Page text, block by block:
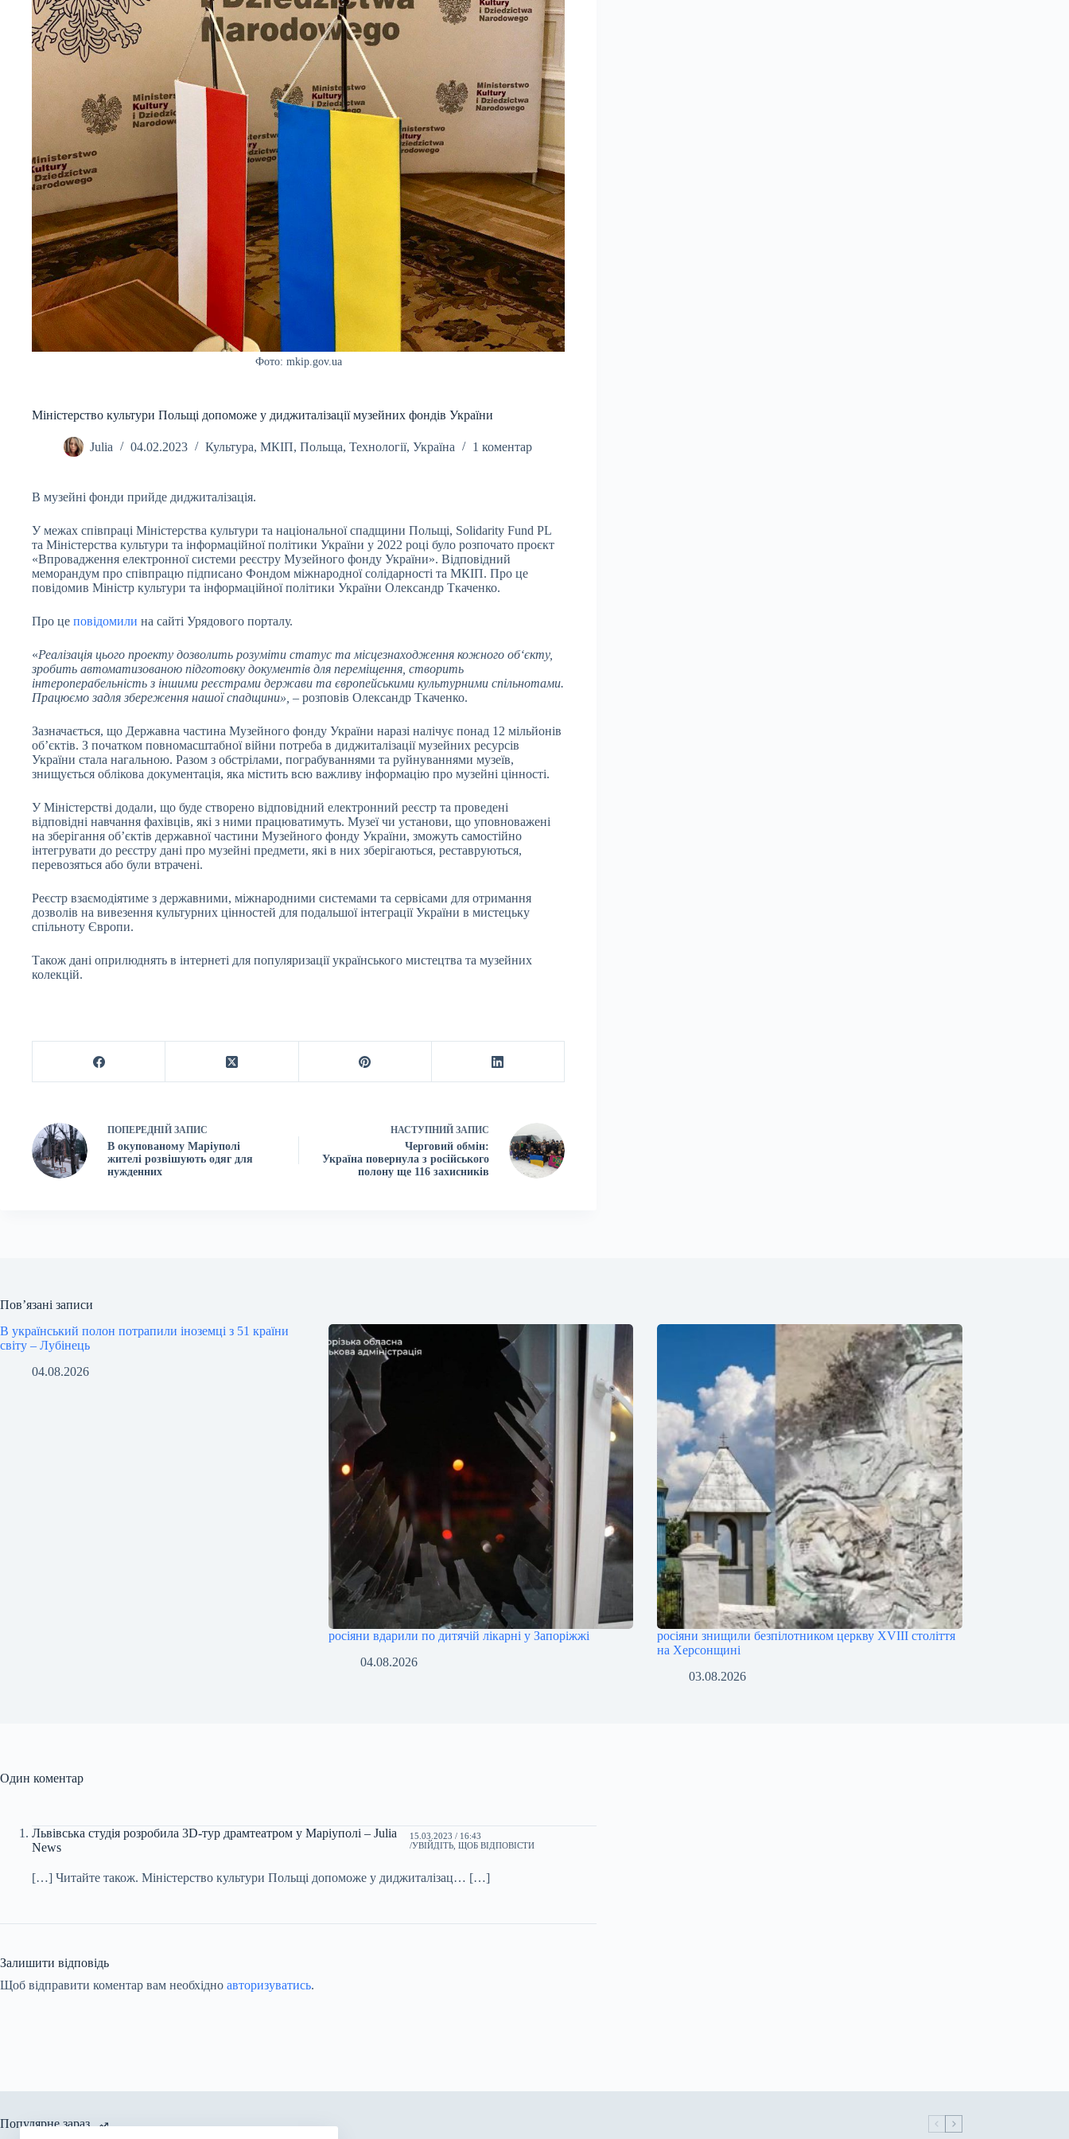
Фото: mkip.gov.ua
Міністерство культури Польщі допоможе у диджиталізації музейних фондів України
Julia 04.02.2023 Культура, МКІП, Польща, Технології, Україна 1 коментар
В музейні фонди прийде диджиталізація.
У межах співпраці Міністерства культури та національної спадщини Польщі, Solidarity Fund PL
та Міністерства культури та інформаційної політики України у 2022 році було розпочато проєкт
«Впровадження електронної системи реєстру Музейного фонду України». Відповідний
меморандум про співпрацю підписано Фондом міжнародної солідарності та МКІП. Про це
повідомив Міністр культури та інформаційної політики України Олександр Ткаченко.
Про це повідомили на сайті Урядового порталу.
«Реалізація цього проекту дозволить розуміти статус та місцезнаходження кожного об‘єкту,
зробить автоматизованою підготовку документів для переміщення, створить
інтероперабельність з іншими реєстрами держави та європейськими культурними спільнотами.
Працюємо задля збереження нашої спадщини», – розповів Олександр Ткаченко.
Зазначається, що Державна частина Музейного фонду України наразі налічує понад 12 мільйонів
об’єктів. З початком повномасштабної війни потреба в диджиталізації музейних ресурсів
України стала нагальною. Разом з обстрілами, пограбуваннями та руйнуваннями музеїв,
знищується облікова документація, яка містить всю важливу інформацію про музейні цінності.
У Міністерстві додали, що буде створено відповідний електронний реєстр та проведені
відповідні навчання фахівців, які з ними працюватимуть. Музеї чи установи, що уповноважені
на зберігання об’єктів державної частини Музейного фонду України, зможуть самостійно
інтегрувати до реєстру дані про музейні предмети, які в них зберігаються, реставруються,
перевозяться або були втрачені.
Реєстр взаємодіятиме з державними, міжнародними системами та сервісами для отримання
дозволів на вивезення культурних цінностей для подальшої інтеграції України в мистецьку
спільноту Європи.
Також дані оприлюднять в інтернеті для популяризації українського мистецтва та музейних
колекцій.
ПОПЕРЕДНІЙ ЗАПИС
В окупованому Маріуполі
жителі розвішують одяг для
нужденних
НАСТУПНИЙ ЗАПИС
Черговий обмін:
Україна повернула з російського
полону ще 116 захисників
Пов’язані записи
В український полон потрапили іноземці з 51 країни
світу – Лубінець
04.08.2026
росіяни вдарили по дитячій лікарні у Запоріжжі
04.08.2026
росіяни знищили безпілотником церкву XVIII століття
на Херсонщині
03.08.2026
Один коментар
Львівська студія розробила 3D-тур драмтеатром у Маріуполі – Julia
News
15.03.2023 / 16:43
УВІЙДІТЬ, ЩОБ ВІДПОВІСТИ
[…] Читайте також. Міністерство культури Польщі допоможе у диджиталізац… […]
Залишити відповідь
Щоб відправити коментар вам необхідно авторизуватись.
Популярне зараз